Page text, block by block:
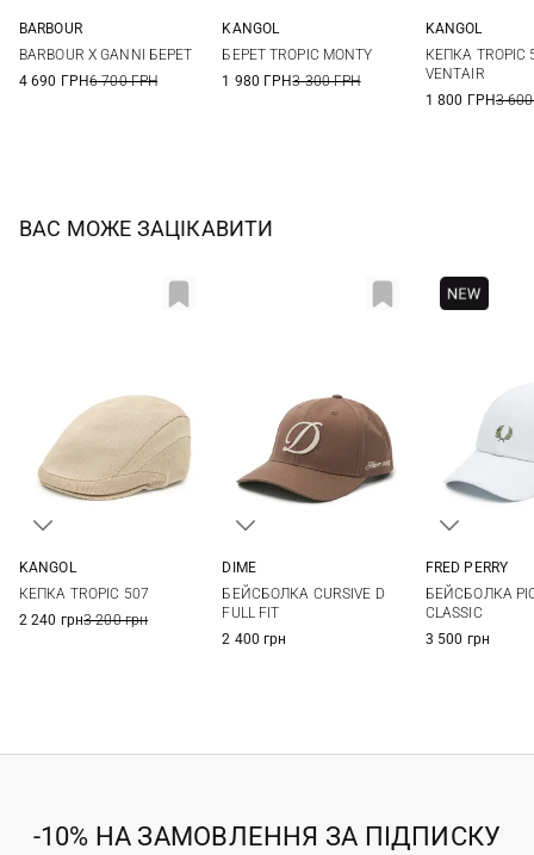
BARBOUR
BARBOUR X GANNI БЕРЕТ
4 690 ГРН6 700 ГРН
KANGOL
БЕРЕТ TROPIC MONTY
1 980 ГРН3 300 ГРН
KANGOL
КЕПКА TROPIC
VENTAIR
1 800 ГРН3
ВАС МОЖЕ ЗАЦІКАВИТИ
KANGOL
КЕПКА TROPIC 507
2 240 грн3 200 грн
DIME
БЕЙСБОЛКА CURSIVE D
FULL FIT
2 400 грн
FRED PERRY
БЕЙСБОЛКА
CLASSIC
3 500 грн
-10% НА ЗАМОВЛЕННЯ ЗА ПІДПИСКУ